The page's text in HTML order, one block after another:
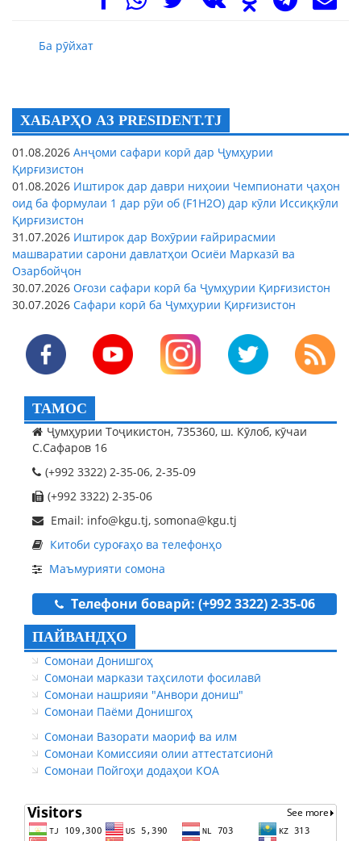
Ба рӯйхат
ХАБАРҲО АЗ PRESIDENT.TJ
01.08.2026 Анҷоми сафари корӣ дар Ҷумҳурии
Қирғизистон
01.08.2026 Иштирок дар даври ниҳоии Чемпионати ҷаҳон
оид ба формулаи 1 дар рӯи об (F1H2O) дар кӯли Иссиқкӯли
Қирғизистон
31.07.2026 Иштирок дар Вохӯрии ғайрирасмии
машваратии сарони давлатҳои Осиёи Марказӣ ва
Озарбойҷон
30.07.2026 Оғози сафари корӣ ба Ҷумҳурии Қирғизистон
30.07.2026 Сафари корӣ ба Ҷумҳурии Қирғизистон
ТАМОС
Ҷумҳурии Тоҷикистон, 735360, ш. Кӯлоб, кӯчаи
С.Сафаров 16
(+992 3322) 2-35-06, 2-35-09
(+992 3322) 2-35-06
Email: info@kgu.tj, somona@kgu.tj
Китоби суроғаҳо ва телефонҳо
Маъмурияти сомона
Телефони боварӣ: (+992 3322) 2-35-06
ПАЙВАНДҲО
Сомонаи Донишгоҳ
Сомонаи маркази таҳсилоти фосилавӣ
Сомонаи нашрияи "Анвори дониш"
Сомонаи Паёми Донишгоҳ
Сомонаи Вазорати маориф ва илм
Сомонаи Комиссияи олии аттестатсионӣ
Сомонаи Пойгоҳи додаҳои КОА